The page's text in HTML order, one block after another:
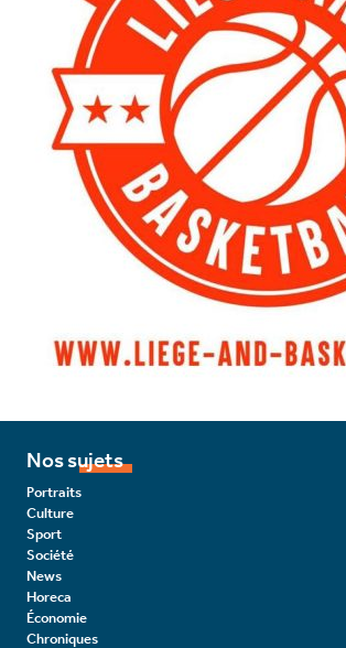
Nos sujets
Portraits
Culture
Sport
Société
News
Horeca
Économie
Chroniques